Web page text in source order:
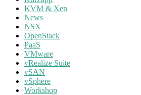
KVM & Xen
News
NSX
OpenStack
PaaS
VMware
vRealize Suite
vSAN
vSphere
Workshop